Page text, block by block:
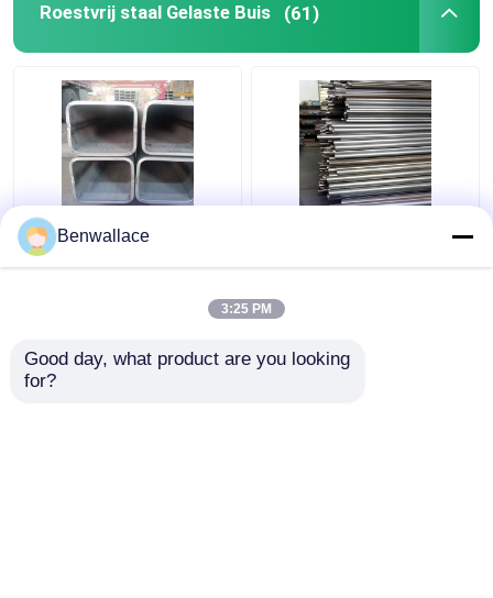
Roestvrij staal Gelaste Buis (61)
ASTM 316L SS
Vierkant buis TP316L
60*1,5*6000
Autoonderdelen
Benwallace
3:25 PM
Good day, what product are you looking
for?